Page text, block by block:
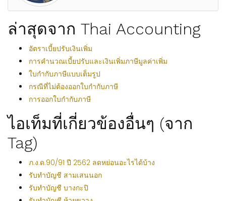
ล่าสุดจาก Thai Accounting
อัตราเบี้ยปรับเงินเพิ่ม
การคำนวณเบี้ยปรับและเงินเพิ่มภาษีมูลค่าเพิ่ม
ใบกำกับภาษีแบบเต็มรูป
กรณีที่ไม่ต้องออกใบกำกับภาษี
การออกใบกำกับภาษี
ไอเท็มที่เกี่ยวข้องอื่นๆ (จาก
Tag)
ภ.ง.ด.90/91 ปี 2562 ลดหย่อนอะไรได้บ้าง
รับทำบัญชี สามเสนนอก
รับทำบัญชี บางกะปิ